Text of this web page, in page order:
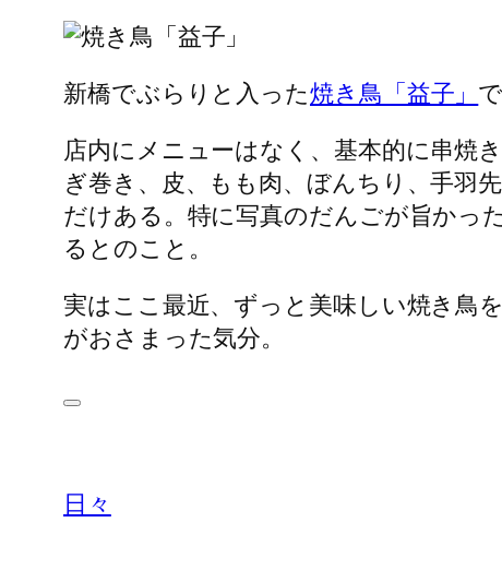
新橋でぶらりと入った焼き鳥「益子」
店内にメニューはなく、基本的に串焼
ぎ巻き、皮、もも肉、ぼんちり、手羽
だけある。特に写真のだんごが旨かっ
るとのこと。
実はここ最近、ずっと美味しい焼き鳥
がおさまった気分。
日々